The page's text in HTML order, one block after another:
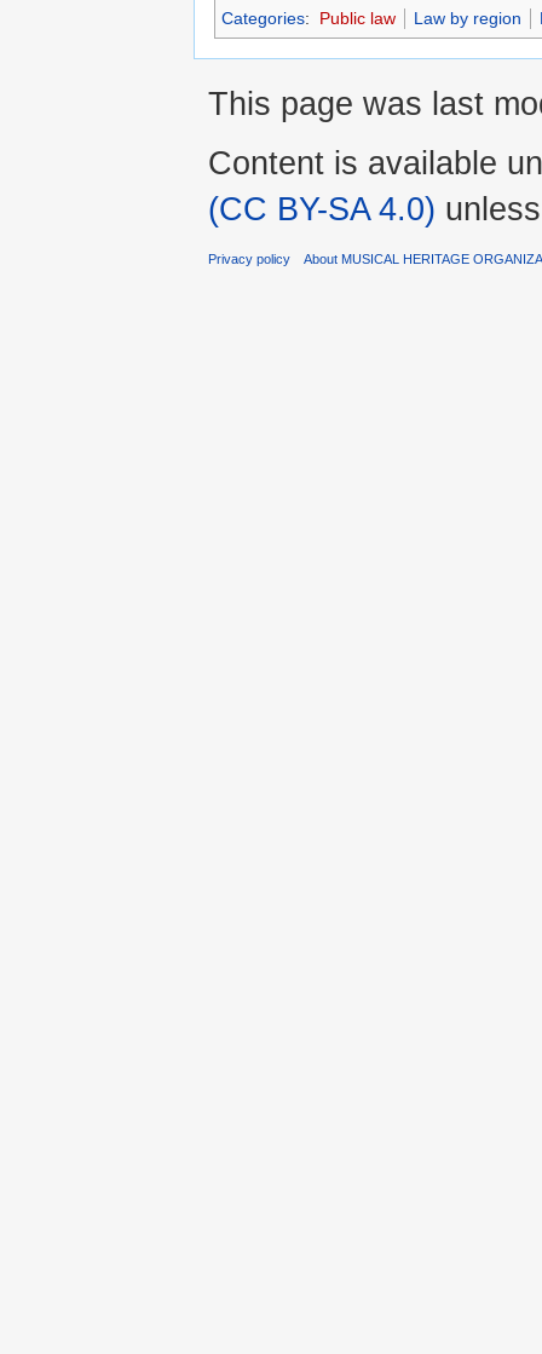
Categories: Public law Law by region
This page was last
Content is available
(CC BY-SA 4.0)
Privacy policy About MUSICAL HERITAGE